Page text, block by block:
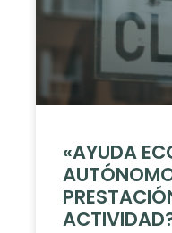
«AYUDA